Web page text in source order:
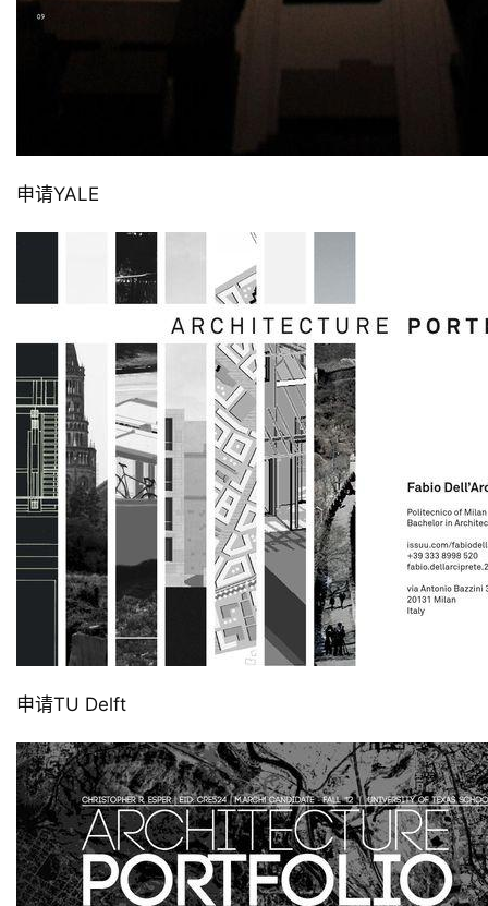
申请YALE
申请TU Delft